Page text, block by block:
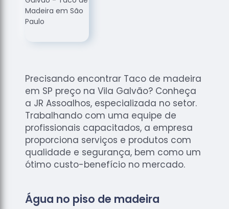
Raspagem
de
Raspagem
de Tacos
de
Madeiras
Raspagens
de Pisos
Tacos de
Madeiras
Precisando encontrar Taco de madeira
em SP preço na Vila Galvão? Conheça
a JR Assoalhos, especializada no setor.
Trabalhando com uma equipe de
profissionais capacitados, a empresa
proporciona serviços e produtos com
qualidade e segurança, bem como um
ótimo custo-benefício no mercado.
Água no piso de madeira